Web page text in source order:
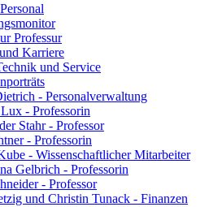
Professur
Karriere
und Service
- Personalverwaltung
- Professorin
Stahr - Professor
- Professorin
- Wissenschaftlicher Mitarbeiter
Gelbrich - Professorin
- Professor
und Christin Tunack - Finanzen